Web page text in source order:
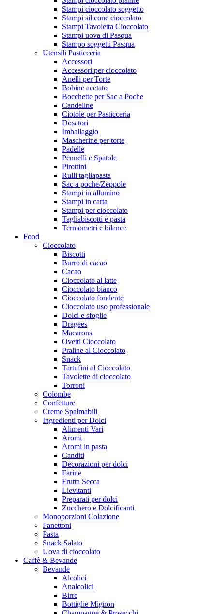
Stampi cioccolato soggetto
Stampi silicone cioccolato
Stampi Tavoletta Cioccolato
Stampi uova di Pasqua
Stampo soggetti Pasqua
Utensili Pasticceria
Accessori
Accessori per cioccolato
Anelli per Torte
Bobine acetato
Bocchette per Sac a Poche
Candeline
Ciotole per Pasticceria
Dosatori
Imballaggio
Mascherine per torte
Padelle
Pennelli e Spatole
Pirottini
Rulli tagliapasta
Sac a poche/Zeppole
Stampi in allumino
Stampi in carta
Stampi per cioccolato
Tagliabiscotti e pasta
Termometri e bilance
Food
Cioccolato
Biscotti
Burro di cacao
Cacao
Cioccolato al latte
Cioccolato bianco
Cioccolato fondente
Cioccolato uso professionale
Dolci e sfoglie
Dragees
Macarons
Ovetti Cioccolato
Praline al Cioccolato
Snack
Tartufini al Cioccolato
Tavolette di cioccolato
Torroni
Colombe
Confetture
Creme Spalmabili
Ingredienti per Dolci
Alimenti Vari
Aromi
Aromi in pasta
Canditi
Decorazioni per dolci
Farine
Frutta Secca
Lievitanti
Preparati per dolci
Zucchero e Dolcificanti
Monoporzioni Colazione
Panettoni
Pasta
Snack Salato
Uova di cioccolato
Caffè & Bevande
Bevande
Alcolici
Analcolici
Birre
Bottiglie Mignon